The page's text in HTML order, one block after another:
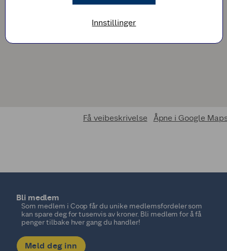
Få veibeskrivelse Åpne i Google
Bli medlem
Som medlem i Coop får du unike medlemsfordeler som
kan spare deg for tusenvis av kroner. Bli medlem for å få
penger tilbake hver gang du handler!
Meld deg inn
Innstillinger